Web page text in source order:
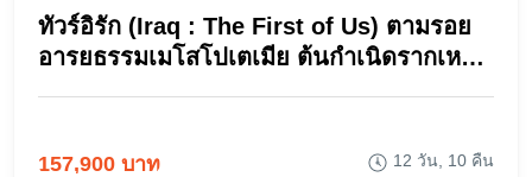
ทัวร์อิรัก (Iraq : The First of Us) ตามรอย
อารยธรรมเมโสโปเตเมีย ต้นกำเนิดรากเหง้า
157,900 บาท 12 วัน, 10 คืน